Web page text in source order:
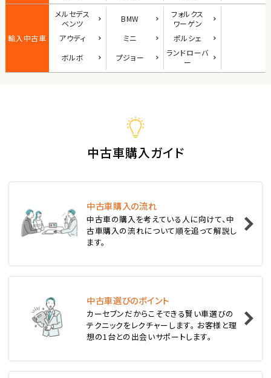
2
ロードスター
ホンダ
S660
1位
2位
スバル
レガシィツーリングワゴン
輸入中古車
メルセデス
ベンツ
BMW
フォルクス
ワーゲン
アウディ
ミニ
ポルシェ
ボルボ
プジョー ランドローバ
ー
中古車購入ガイド
中古車購入の流れ
中古車の購入を考えている人に向けて、中
古車購入の流れについて順を追って解説し
ます。
中古車選びのポイント
カーセブンだからこそできる賢い車選びの
テクニックをレクチャーします。 お客様と理
想の1台との出会いサポートします。